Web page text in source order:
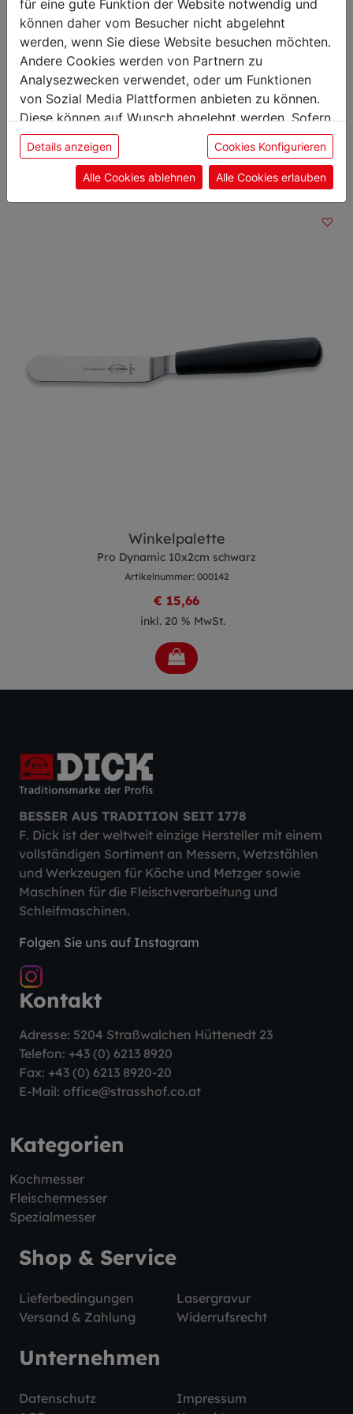
Gewicht: 0,07 kg
Klingenlänge: 18 cm
Das könnte Sie auch
interessieren
Winkelpalette
Pro Dynamic 10x2cm schwarz
Artikelnummer: 000142
€ 15,66
inkl. 20 % MwSt.
BESSER AUS TRADITION SEIT 1778
F. Dick ist der weltweit einzige Hersteller mit einem
vollständigen Sortiment an Messern, Wetzstählen
und Werkzeugen für Köche und Metzger sowie
Maschinen für die Fleischverarbeitung und
Schleifmaschinen.
Folgen Sie uns auf Instagram
Kontakt
Adresse: 5204 Straßwalchen Hüttenedt 23
Telefon: +43 (0) 6213 8920
Fax: +43 (0) 6213 8920-20
E-Mail: office@strasshof.co.at
Kategorien
Kochmesser
Fleischermesser
Spezialmesser
Shop & Service
Lieferbedingungen
Lasergravur
Versand & Zahlung
Widerrufsrecht
Unternehmen
Datenschutz
Impressum
für eine gute Funktion der Website notwendig und
können daher vom Besucher nicht abgelehnt
werden, wenn Sie diese Website besuchen möchten.
Andere Cookies werden von Partnern zu
Analysezwecken verwendet, oder um Funktionen
von Sozial Media Plattformen anbieten zu können.
Diese können auf Wunsch abgelehnt werden. Sofern
sie unsere Webseite weiter nutzen, geben Sie
Einwilligung zu unseren Cookies.
Details anzeigen Cookies Konfigurieren
Alle Cookies ablehnen Alle Cookies erlauben